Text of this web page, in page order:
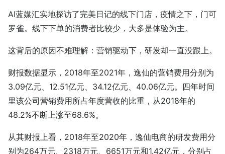
AI蓝媒汇实地探访了完美日记的线下门店，疫情之下，门可
罗雀。线下下单的消费者比较少，大多是体验为主。
这背后的原因不难理解：营销驱动下，研发却一直没跟上。
财报数据显示，2018年至2021年，逸仙的营销费用分别为
3.09亿元、12.51亿元、34.12亿元、40.06亿元。四年时间
里该公司营销费用所占年度营收的比重，从2018年的
48.2%不断上涨至68.6%。
从其财报上看，2018年至2020年，逸仙电商的研发费用分
别为264万元、2318万元、6651万元和1.42亿元，分别占